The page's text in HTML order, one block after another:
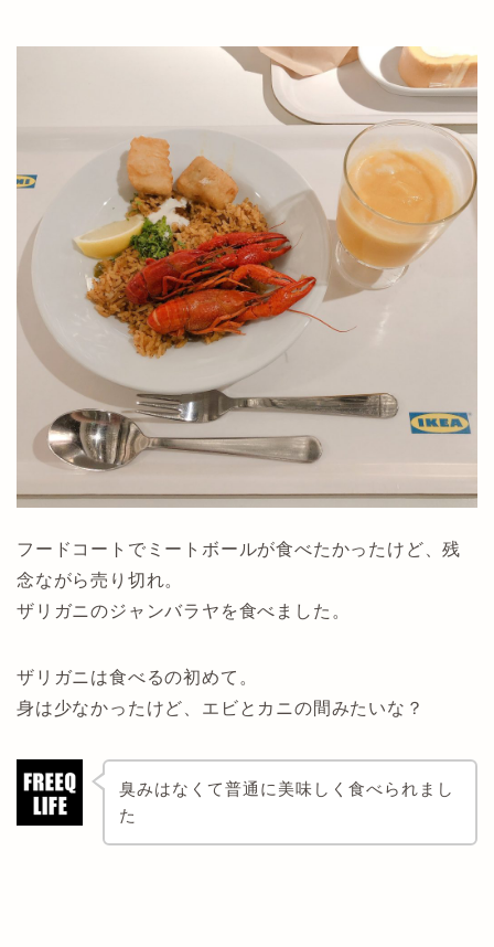
フードコートでミートボールが食べたかったけど、残
念ながら売り切れ。
ザリガニのジャンバラヤを食べました。
ザリガニは食べるの初めて。
身は少なかったけど、エビとカニの間みたいな？
臭みはなくて普通に美味しく食べられまし
た